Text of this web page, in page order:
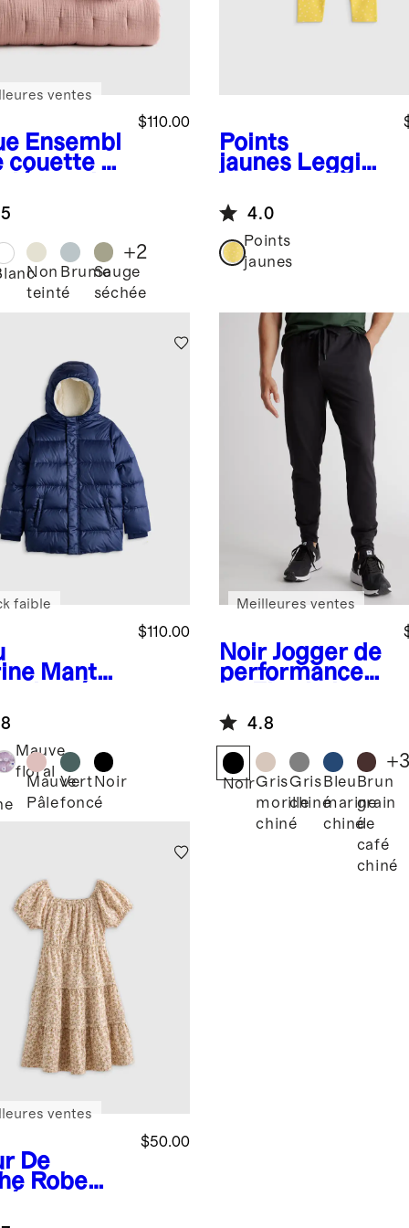
Ensembl
couette et
tout-
en gaze
$110.00
ventes
Non
teinté
BrumeSauge
séchée
+2
Points
jaunes Legging
biologique
4.0
Points
jaunes
Mantea
épais
$110.00
faible
Mauve
floral
Mauve
Pâle
Vert
foncé
Noir
Noir Jogger de
performance
Meilleures ventes
4.8
NoirGris
morille
chiné
Gris
chiné
Bleu
marine
chiné
Brun
grain
de
café
chiné
+
De
Robe
100 %
$50.00
ventes